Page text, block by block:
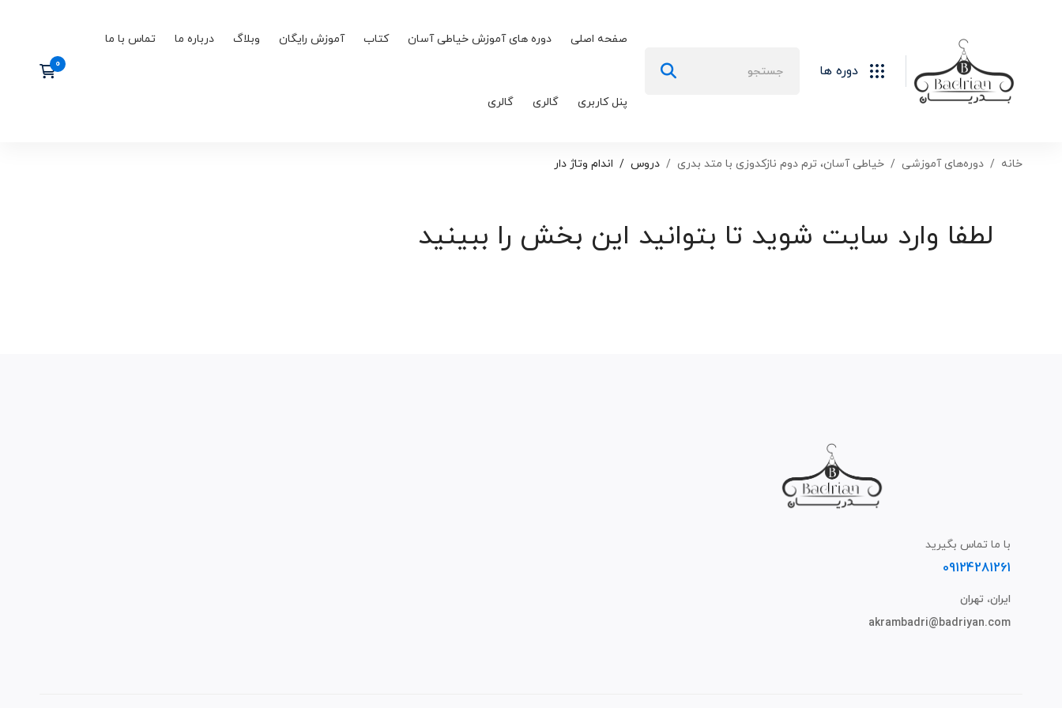
دوره ها
صفحه اصلی دوره های آموزش خیاطی آسان کتاب آموزش رایگان وبلاگ درباره ما تماس با ما
پنل کاربری گالری گالری
خانه دوره‌های آموزشی خیاطی آسان، ترم دوم نازکدوزی با متد بدری دروس اندام وتاژ دار
لطفا وارد سایت شوید تا بتوانید این بخش را ببینید
با ما تماس بگیرید
09124281261
ایران، تهران
akrambadri@badriyan.com